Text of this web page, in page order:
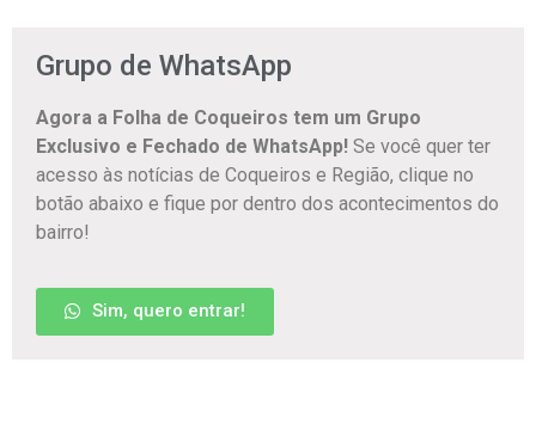
Grupo de WhatsApp
Agora a Folha de Coqueiros tem um Grupo
Exclusivo e Fechado de WhatsApp! Se você quer ter
acesso às notícias de Coqueiros e Região, clique no
botão abaixo e fique por dentro dos acontecimentos do
bairro!
Sim, quero entrar!